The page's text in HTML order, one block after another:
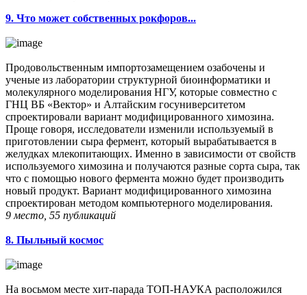
9. Что может собственных рокфоров...
Продовольственным импортозамещением озабочены и
ученые из лаборатории структурной биоинформатики и
молекулярного моделирования НГУ, которые совместно с
ГНЦ ВБ «Вектор» и Алтайским госуниверситетом
спроектировали вариант модифицированного химозина.
Проще говоря, исследователи изменили используемый в
приготовлении сыра фермент, который вырабатывается в
желудках млекопитающих. Именно в зависимости от свойств
используемого химозина и получаются разные сорта сыра, так
что с помощью нового фермента можно будет производить
новый продукт. Вариант модифицированного химозина
спроектирован методом компьютерного моделирования.
9 место, 55 публикаций
8. Пыльный космос
На восьмом месте хит-парада ТОП-НАУКА расположился